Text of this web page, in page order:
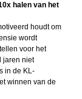
halen van het
houdt om
wordt
voor het
jaren niet
in de KL-
winnen van de